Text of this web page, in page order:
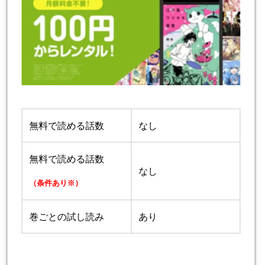
無料で読める話数 なし
無料で読める話数
（条件あり※）
なし
巻ごとの試し読み あり